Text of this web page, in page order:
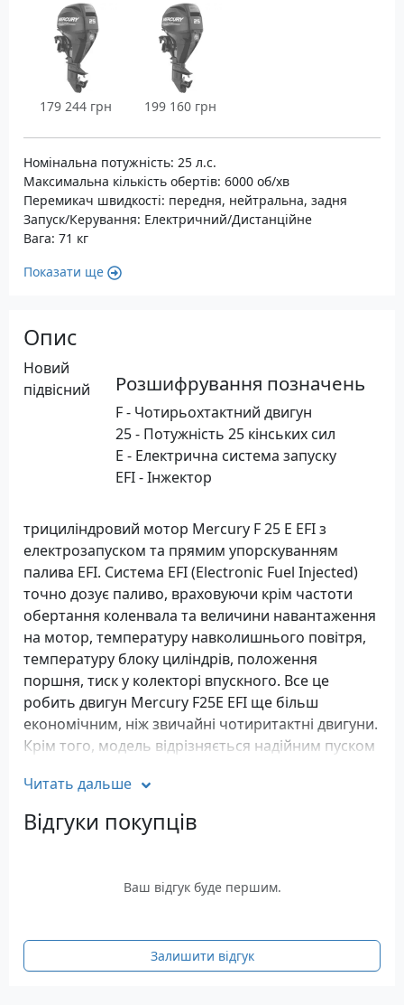
179 244 грн 199 160 грн
Номінальна потужність: 25 л.с.
Максимальна кількість обертів: 6000 об/хв
Перемикач швидкості: передня, нейтральна, задня
Запуск/Керування: Електричний/Дистанційне
Вага: 71 кг
Показати ще
Опис
Розшифрування позначень
F - Чотирьохтактний двигун
25 - Потужність 25 кінських сил
E - Електрична система запуску
EFI - Інжектор
Новий
підвісний
трициліндровий мотор Mercury F 25 E EFI з
електрозапуском та прямим упорскуванням
палива EFI. Система EFI (Electronic Fuel Injected)
точно дозує паливо, враховуючи крім частоти
обертання коленвала та величини навантаження
на мотор, температуру навколишнього повітря,
температуру блоку циліндрів, положення
поршня, тиск у колекторі впускного. Все це
робить двигун Mercury F25E EFI ще більш
економічним, ніж звичайні чотиритактні двигуни.
Крім того, модель відрізняється надійним пуском
будь-якому діапазоні температур.
Підвісний човновий бензиновий двигун Mercury
привабливим дизайном, високою надійністю.
вібрації та шуму. Висока корозійна стійкість
забезпечена за рахунок спеціального
Читать дальше
Відгуки покупців
Ваш відгук буде першим.
Залишити відгук